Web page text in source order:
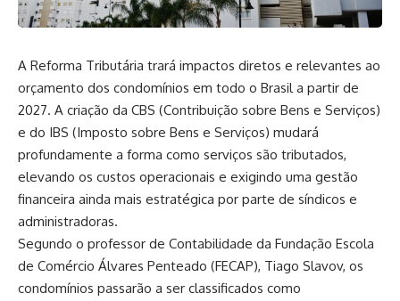
A Reforma Tributária trará impactos diretos e relevantes ao
orçamento dos condomínios em todo o Brasil a partir de
2027. A criação da CBS (Contribuição sobre Bens e Serviços)
e do IBS (Imposto sobre Bens e Serviços) mudará
profundamente a forma como serviços são tributados,
elevando os custos operacionais e exigindo uma gestão
financeira ainda mais estratégica por parte de síndicos e
administradoras.
Segundo o professor de Contabilidade da Fundação Escola
de Comércio Álvares Penteado (FECAP), Tiago Slavov, os
condomínios passarão a ser classificados como